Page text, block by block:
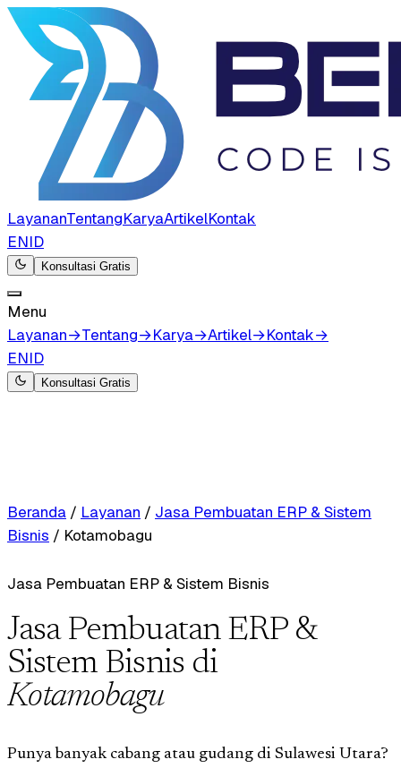
LayananTentangKaryaArtikelKontak
ENID
Konsultasi Gratis
Menu
Layanan→Tentang→Karya→Artikel→Kontak→
ENID
Konsultasi Gratis
Beranda / Layanan / Jasa Pembuatan ERP & Sistem
Bisnis / Kotamobagu
Jasa Pembuatan ERP & Sistem Bisnis
Jasa Pembuatan ERP &
Sistem Bisnis di
Kotamobagu
Punya banyak cabang atau gudang di Sulawesi Utara?